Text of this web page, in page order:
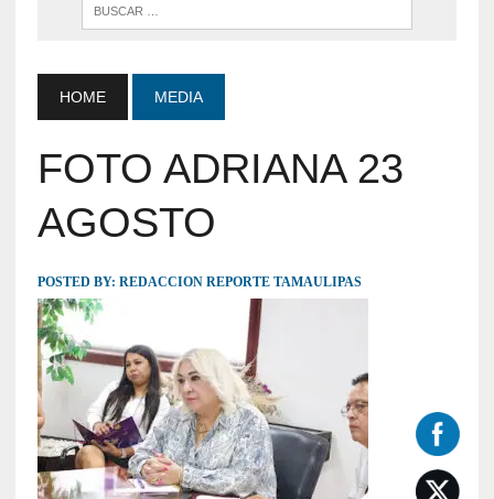
HOME MEDIA
FOTO ADRIANA 23
AGOSTO
POSTED BY: REDACCION REPORTE TAMAULIPAS